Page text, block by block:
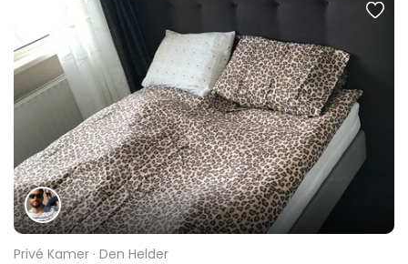
Privé Kamer · Den Helder